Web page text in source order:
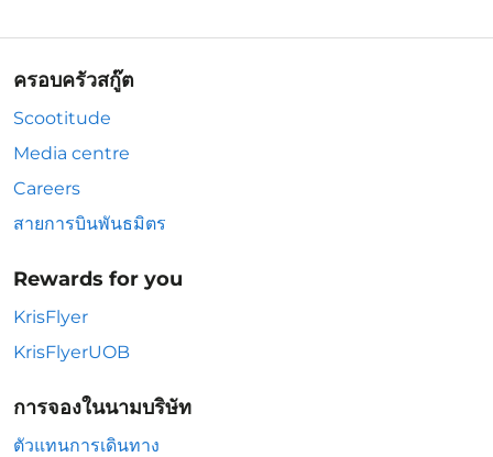
ครอบครัวสกู๊ต
Scootitude
Media centre
Careers
สายการบินพันธมิตร
Rewards for you
KrisFlyer
KrisFlyerUOB
การจองในนามบริษัท
ตัวแทนการเดินทาง